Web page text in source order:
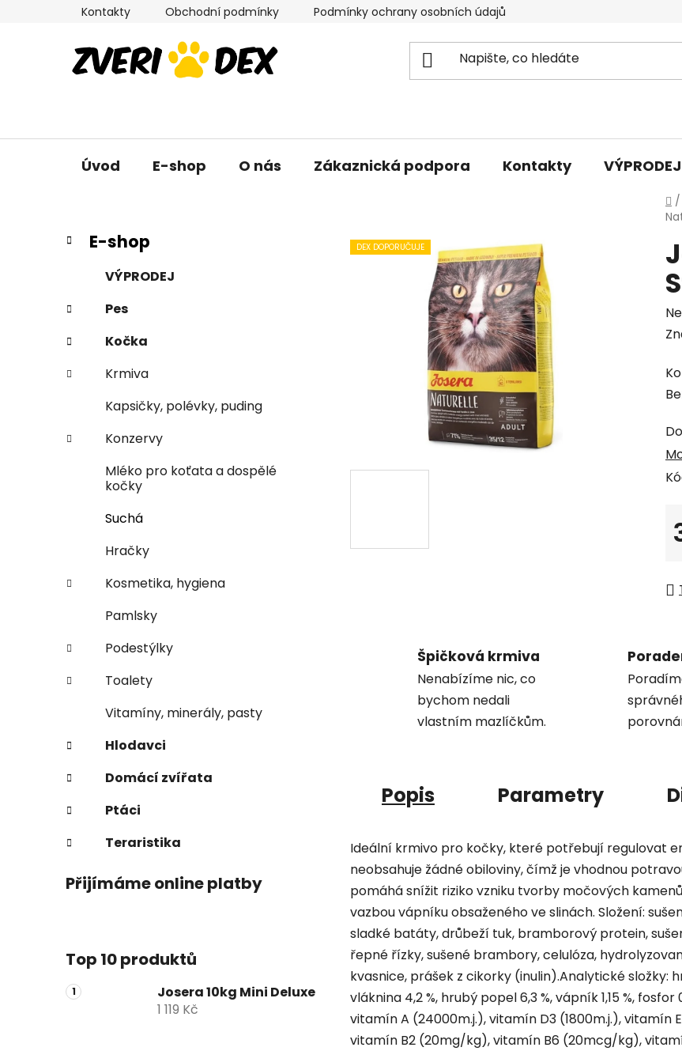
Kontakty Obchodní podmínky Podmínky ochrany osobních údajů
Úvod E-shop O nás Zákaznická podpora Kontakty VÝPRODEJ
/
P
r
a
n
a
Přeskočit
kategorie
K
a
g
o
r
e
E-shop
VÝPRODEJ
Pes
Kočka
Krmiva
Kapsičky, polévky, puding
Konzervy
Mléko pro koťata a dospělé
kočky
Suchá
Hračky
Kosmetika, hygiena
Pamlsky
Podestýlky
Toalety
Vitamíny, minerály, pasty
Hlodavci
Domácí zvířata
Ptáci
Teraristika
Přijímáme online platby
Top 10 produktů
Josera 10kg Mini Deluxe
1 119 Kč
je
0,0
5
DEX DOPORUČUJE
Špičková krmiva
Nenabízíme nic, co
bychom nedali
vlastním mazlíčkům.
Popis Parametry
Ideální krmivo pro kočky, které potřebují regulovat
neobsahuje žádné obiloviny, čímž je vhodnou
pomáhá snížit riziko vzniku tvorby močových
vazbou vápníku obsaženého ve slinách. Složení:
sladké batáty, drůbeží tuk, bramborový protein,
řepné řízky, sušené brambory, celulóza,
kvasnice, prášek z cikorky (inulin).Analytické složky:
vláknina 4,2 %, hrubý popel 6,3 %, vápník 1,15 %,
vitamín A (24000m.j.), vitamín D3 (1800m.j.), vitamín
vitamín B2 (20mg/kg), vitamín B6 (20mcg/kg),